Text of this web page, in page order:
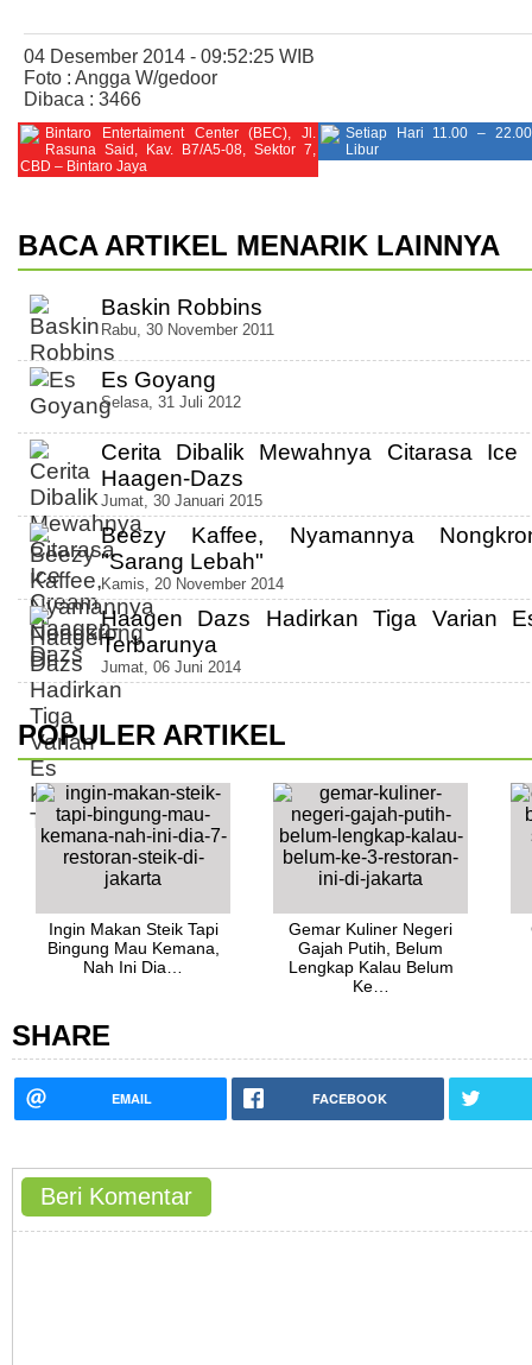
04 Desember 2014 - 09:52:25 WIB
Foto : Angga W/gedoor
Dibaca : 3466
Bintaro Entertaiment Center (BEC), Jl.
Rasuna Said, Kav. B7/A5-08, Sektor 7,
CBD – Bintaro Jaya
Setiap Hari 11.00 –
Libur
BACA ARTIKEL MENARIK LAINNYA
Baskin Robbins
Rabu, 30 November 2011
Es Goyang
Selasa, 31 Juli 2012
Cerita Dibalik Mewahnya Citarasa Ice
Haagen-Dazs
Jumat, 30 Januari 2015
Beezy Kaffee, Nyamannya
"Sarang Lebah"
Kamis, 20 November 2014
Haagen Dazs Hadirkan Tiga Varian
Terbarunya
Jumat, 06 Juni 2014
POPULER ARTIKEL
Ingin Makan Steik Tapi
Bingung Mau Kemana,
Nah Ini Dia…
Gemar Kuliner Negeri
Gajah Putih, Belum
Lengkap Kalau Belum
Ke…
SHARE
EMAIL FACEBOOK
Beri Komentar